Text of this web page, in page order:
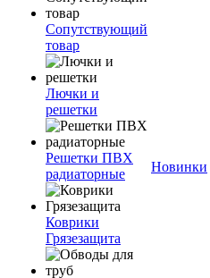
Сопутствующий
товар
Лючки и
решетки
Решетки ПВХ
радиаторные
Коврики
Грязезащита
Новинки